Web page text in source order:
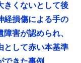
きくないとして後
経損傷による手の
害が認められ、
として赤い本基準
できた事例